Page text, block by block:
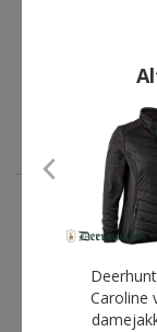
vatteret
Caroline